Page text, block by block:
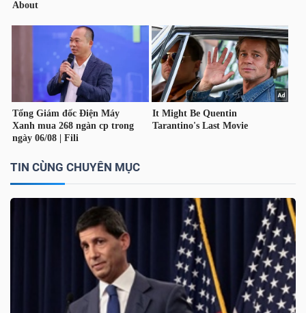
TIN CÙNG CHUYÊN MỤC
tài